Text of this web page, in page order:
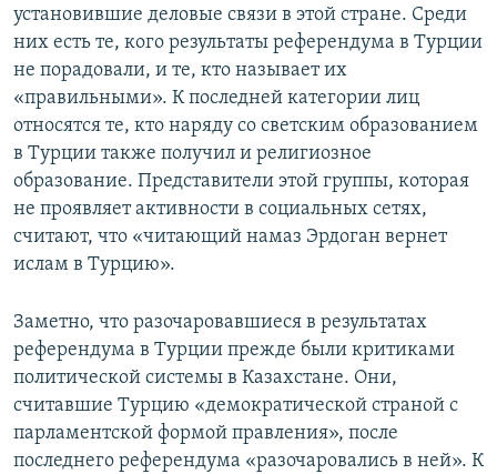
установившие деловые связи в этой стране. Среди
них есть те, кого результаты референдума в Турции
не порадовали, и те, кто называет их
«правильными». К последней категории лиц
относятся те, кто наряду со светским образованием
в Турции также получил и религиозное
образование. Представители этой группы, которая
не проявляет активности в социальных сетях,
считают, что «читающий намаз Эрдоган вернет
ислам в Турцию».
Заметно, что разочаровавшиеся в результатах
референдума в Турции прежде были критиками
политической системы в Казахстане. Они,
считавшие Турцию «демократической страной с
парламентской формой правления», после
последнего референдума «разочаровались в ней». К